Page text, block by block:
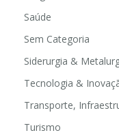
Saúde
Sem Categoria
Siderurgia &
Tecnologia &
Transporte,
Turismo